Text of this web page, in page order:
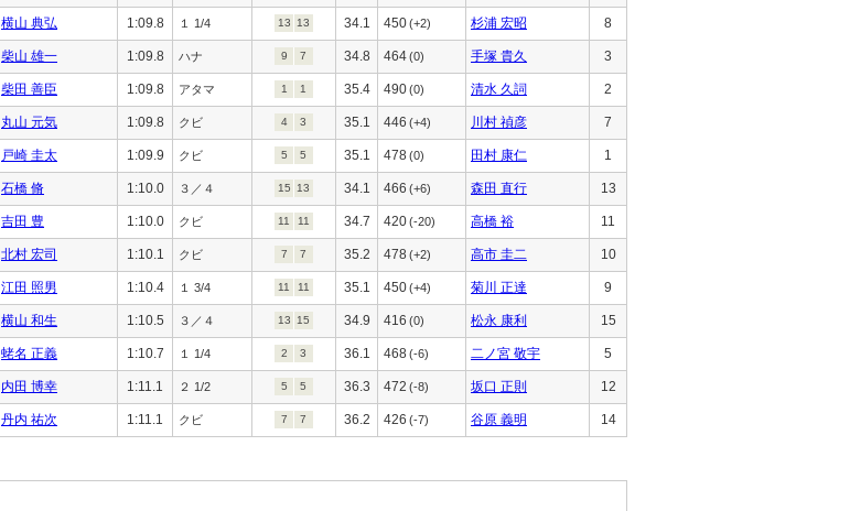
横山 典弘 1:09.8 １ 1/4 13 13 34.1 450(+2) 杉浦 宏昭 8
柴山 雄一 1:09.8 ハナ 9 7 34.8 464(0) 手塚 貴久 3
柴田 善臣 1:09.8 アタマ 1 1 35.4 490(0) 清水 久詞 2
丸山 元気 1:09.8 クビ 4 3 35.1 446 (+4) 川村 禎彦 7
戸崎 圭太 1:09.9 クビ 5 5 35.1 478(0) 田村 康仁 1
石橋 脩 1:10.0 ３／４ 15 13 34.1 466 (+6) 森田 直行 13
吉田 豊 1:10.0 クビ 11 11 34.7 420(-20) 高橋 裕 11
北村 宏司 1:10.1 クビ 7 7 35.2 478 (+2) 高市 圭二 10
江田 照男 1:10.4 １ 3/4 11 11 35.1 450(+4) 菊川 正達 9
横山 和生 1:10.5 ３／４ 13 15 34.9 416 (0) 松永 康利 15
蛯名 正義 1:10.7 １ 1/4 2 3 36.1 468(-6) 二ノ宮 敬宇 5
内田 博幸 1:11.1 ２ 1/2 5 5 36.3 472 (-8) 坂口 正則 12
丹内 祐次 1:11.1 クビ 7 7 36.2 426 (-7) 谷原 義明 14